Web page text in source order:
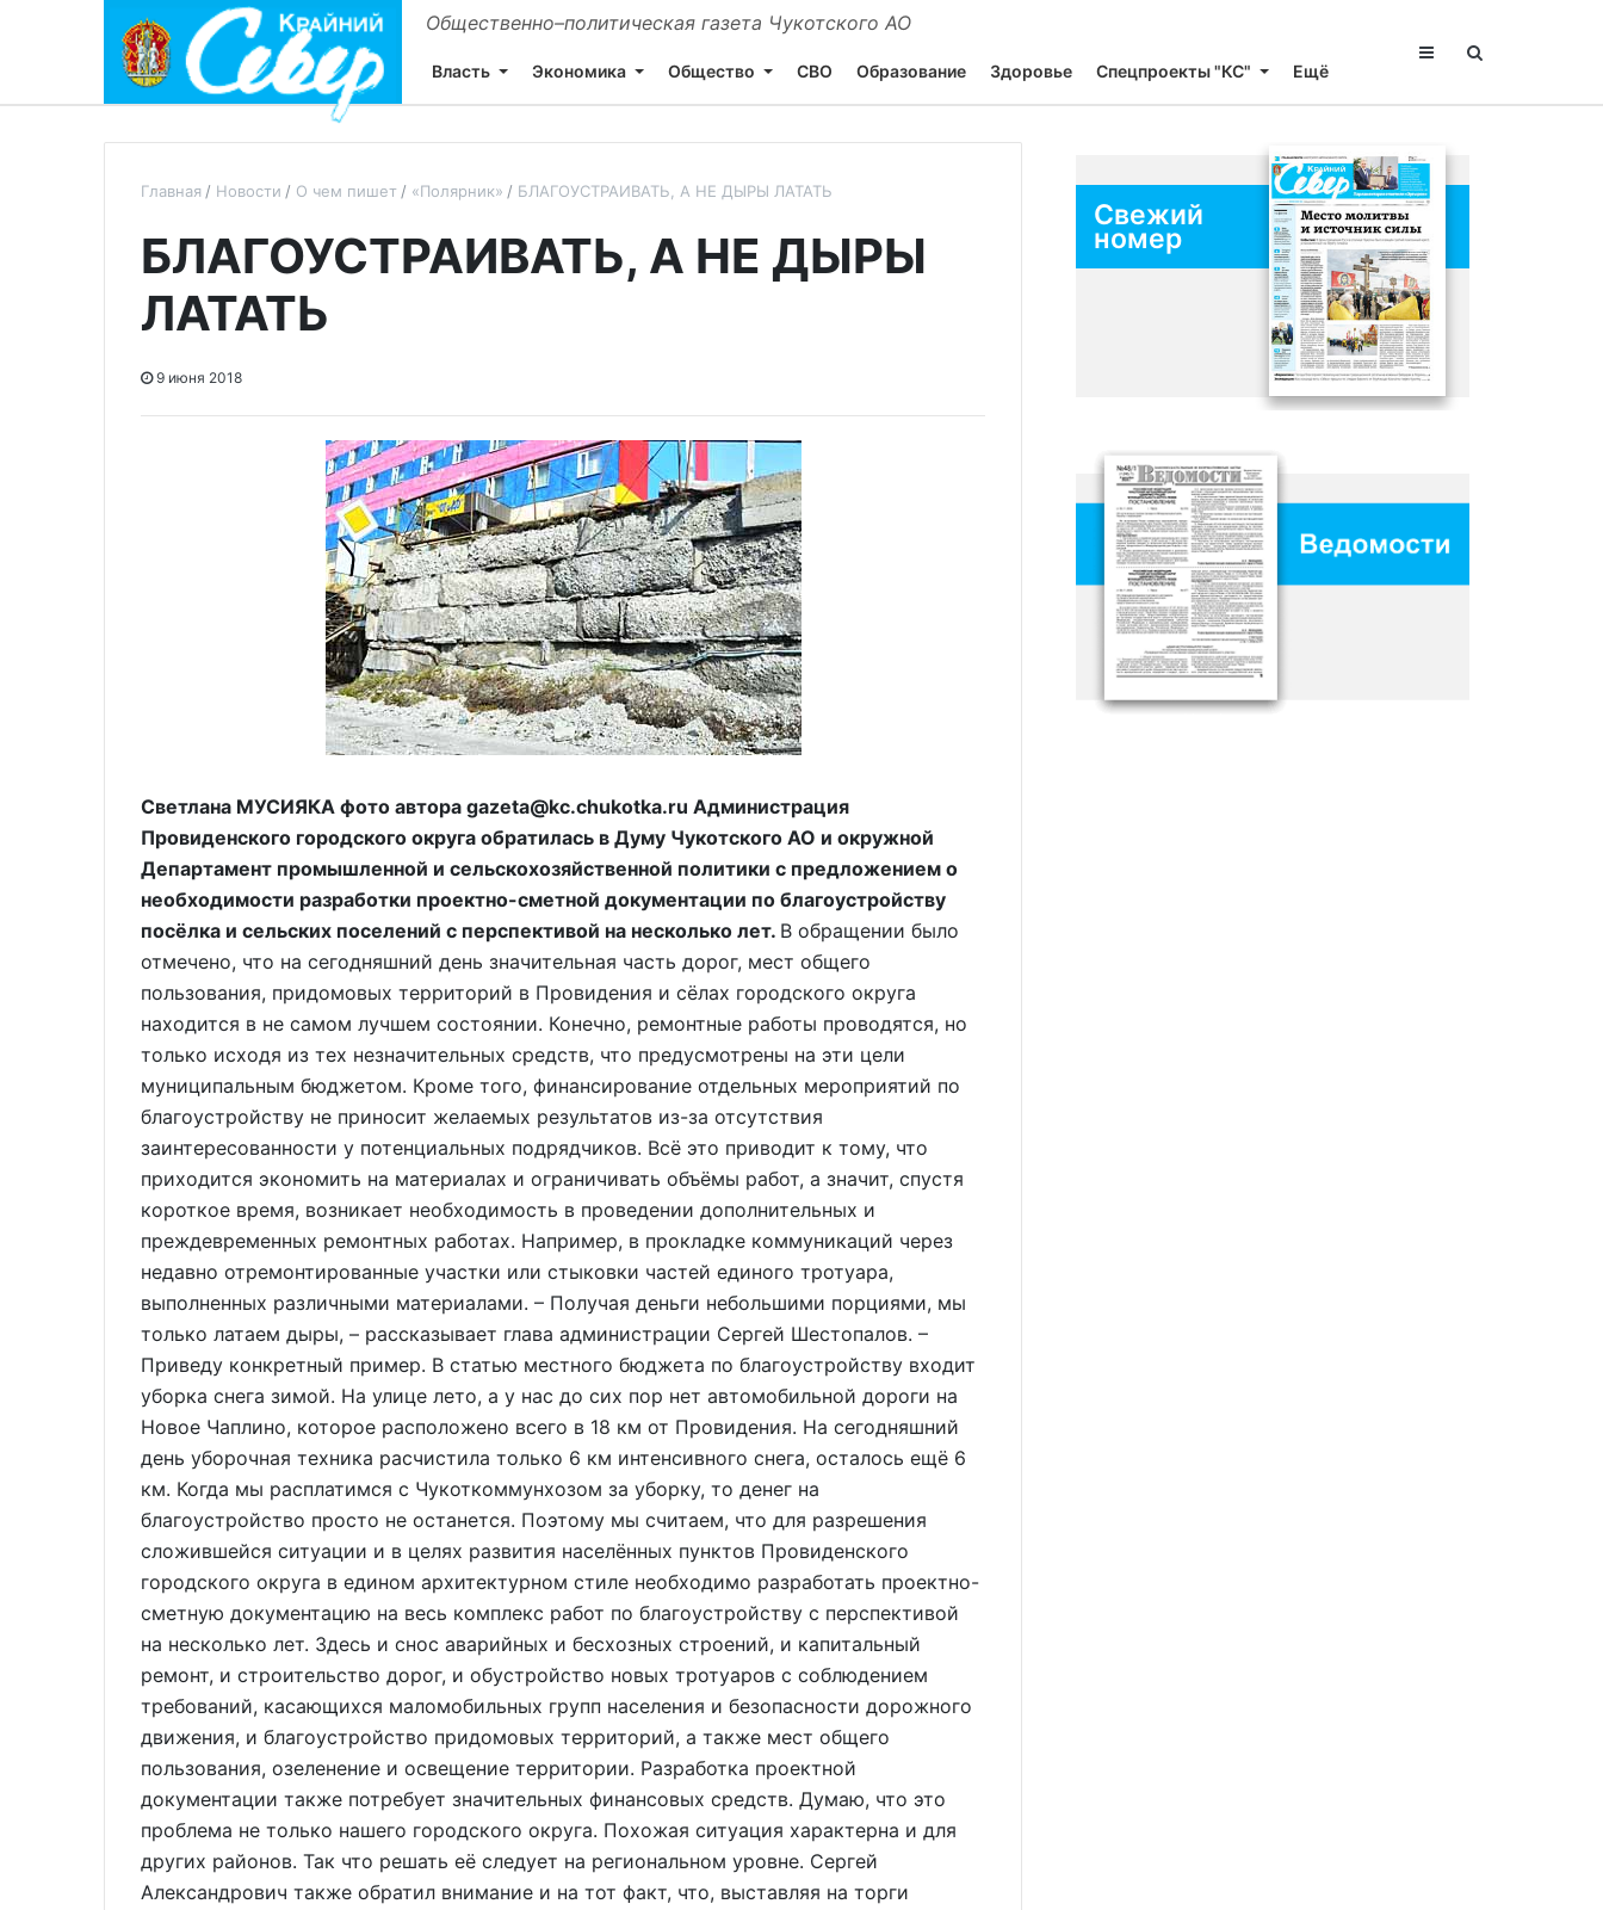
Общественно–политическая газета Чукотского АО
Власть Экономика Общество СВО Образование Здоровье Спецпроекты "КС" Ещё
Главная Новости О чем пишет «Полярник» БЛАГОУСТРАИВАТЬ, А НЕ ДЫРЫ ЛАТАТЬ
БЛАГОУСТРАИВАТЬ, А НЕ ДЫРЫ
ЛАТАТЬ
9 июня 2018
Светлана МУСИЯКА фото автора gazeta@kc.chukotka.ru Администрация
Провиденского городского округа обратилась в Думу Чукотского АО и окружной
Департамент промышленной и сельскохозяйственной политики с предложением о
необходимости разработки проектно-сметной документации по благоустройству
посёлка и сельских поселений с перспективой на несколько лет. В обращении было
отмечено, что на сегодняшний день значительная часть дорог, мест общего
пользования, придомовых территорий в Провидения и сёлах городского округа
находится в не самом лучшем состоянии. Конечно, ремонтные работы проводятся, но
только исходя из тех незначительных средств, что предусмотрены на эти цели
муниципальным бюджетом. Кроме того, финансирование отдельных мероприятий по
благоустройству не приносит желаемых результатов из-за отсутствия
заинтересованности у потенциальных подрядчиков. Всё это приводит к тому, что
приходится экономить на материалах и ограничивать объёмы работ, а значит, спустя
короткое время, возникает необходимость в проведении дополнительных и
преждевременных ремонтных работах. Например, в прокладке коммуникаций через
недавно отремонтированные участки или стыковки частей единого тротуара,
выполненных различными материалами. – Получая деньги небольшими порциями, мы
только латаем дыры, – рассказывает глава администрации Сергей Шестопалов. –
Приведу конкретный пример. В статью местного бюджета по благоустройству входит
уборка снега зимой. На улице лето, а у нас до сих пор нет автомобильной дороги на
Новое Чаплино, которое расположено всего в 18 км от Провидения. На сегодняшний
день уборочная техника расчистила только 6 км интенсивного снега, осталось ещё 6
км. Когда мы расплатимся с Чукоткоммунхозом за уборку, то денег на
благоустройство просто не останется. Поэтому мы считаем, что для разрешения
сложившейся ситуации и в целях развития населённых пунктов Провиденского
городского округа в едином архитектурном стиле необходимо разработать проектно-
сметную документацию на весь комплекс работ по благоустройству с перспективой
на несколько лет. Здесь и снос аварийных и бесхозных строений, и капитальный
ремонт, и строительство дорог, и обустройство новых тротуаров с соблюдением
требований, касающихся маломобильных групп населения и безопасности дорожного
движения, и благоустройство придомовых территорий, а также мест общего
пользования, озеленение и освещение территории. Разработка проектной
документации также потребует значительных финансовых средств. Думаю, что это
проблема не только нашего городского округа. Похожая ситуация характерна и для
других районов. Так что решать её следует на региональном уровне. Сергей
Александрович также обратил внимание и на тот факт, что, выставляя на торги
Свежий
номер